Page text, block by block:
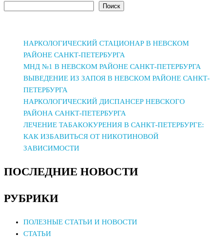
записям
Поиск
НАРКОЛОГИЧЕСКИЙ СТАЦИОНАР В НЕВСКОМ
РАЙОНЕ САНКТ-ПЕТЕРБУРГА
МНД №1 В НЕВСКОМ РАЙОНЕ САНКТ-ПЕТЕРБУРГА
ВЫВЕДЕНИЕ ИЗ ЗАПОЯ В НЕВСКОМ РАЙОНЕ САНКТ-
ПЕТЕРБУРГА
НАРКОЛОГИЧЕСКИЙ ДИСПАНСЕР НЕВСКОГО
РАЙОНА САНКТ-ПЕТЕРБУРГА
ЛЕЧЕНИЕ ТАБАКОКУРЕНИЯ В САНКТ-ПЕТЕРБУРГЕ:
КАК ИЗБАВИТЬСЯ ОТ НИКОТИНОВОЙ
ЗАВИСИМОСТИ
ПОСЛЕДНИЕ НОВОСТИ
РУБРИКИ
ПОЛЕЗНЫЕ СТАТЬИ И НОВОСТИ
СТАТЬИ